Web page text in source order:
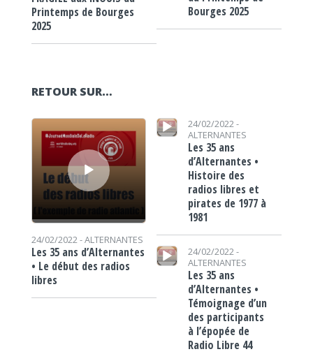
Printemps de Bourges
2025
Bourges 2025
RETOUR SUR…
Lecteur audio
24/02/2022 -ALTERNANTES
Les 35 ans d’Alternantes
• Le début des radios
libres
Lecteur audio
24/02/2022 -
ALTERNANTES
Les 35 ans
d’Alternantes •
Histoire des
radios libres et
pirates de 1977 à
1981
Lecteur audio
24/02/2022 -
ALTERNANTES
Les 35 ans
d’Alternantes •
Témoignage d’un
des participants
à l’épopée de
Radio Libre 44